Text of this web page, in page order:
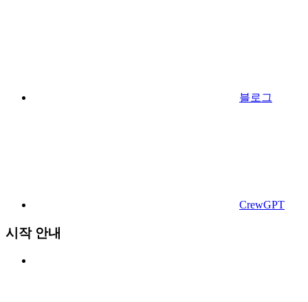
블로그
CrewGPT
시작 안내